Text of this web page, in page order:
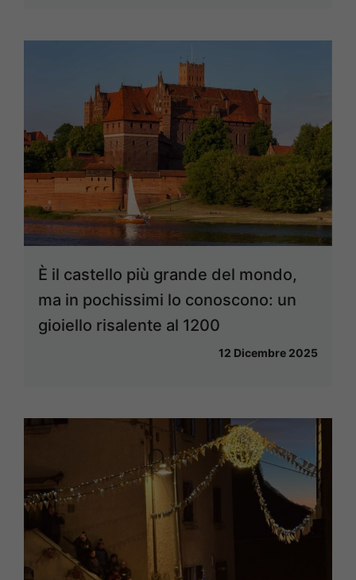
È il castello più grande del mondo,
ma in pochissimi lo conoscono: un
gioiello risalente al 1200
12 Dicembre 2025